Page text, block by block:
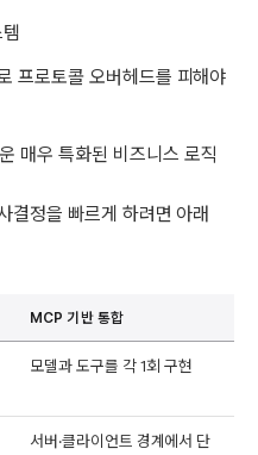
프로토콜 오버헤드를 피해야
매우 특화된 비즈니스 로직
결정을 빠르게 하려면 아래
MCP 기반 통합
모델과 도구를 각 1회 구현
서버·클라이언트 경계에서 단